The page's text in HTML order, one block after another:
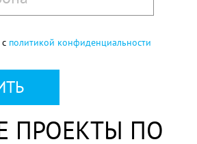
политикой конфиденциальности
ПРОЕКТЫ ПО